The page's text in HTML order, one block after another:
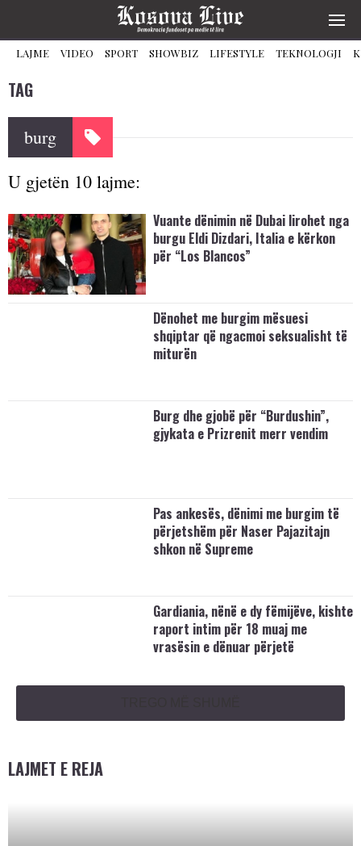
LAJME VIDEO SPORT SHOWBIZ LIFESTYLE TEKNOLOGJI
TAG
burg
U gjetën 10 lajme:
Vuante dënimin në Dubai lirohet nga
burgu Eldi Dizdari, Italia e kërkon
për “Los Blancos”
Dënohet me burgim mësuesi
shqiptar që ngacmoi seksualisht të
miturën
Burg dhe gjobë për “Burdushin”,
gjykata e Prizrenit merr vendim
Pas ankesës, dënimi me burgim të
përjetshëm për Naser Pajazitajn
shkon në Supreme
Gardiania, nënë e dy fëmijëve, kishte
raport intim për 18 muaj me
vrasësin e dënuar përjetë
LAJMET E REJA